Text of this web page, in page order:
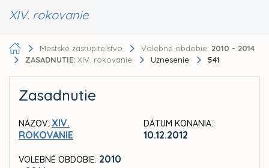
XIV. rokovanie
Mestské zastupiteľstvo Volebné obdobie: 2010 - 2014
ZASADNUTIE: XIV. rokovanie Uznesenie 541
Zasadnutie
NÁZOV: XIV.
ROKOVANIE
VOLEBNÉ OBDOBIE: 2010
DÁTUM KONANIA:
10.12.2012